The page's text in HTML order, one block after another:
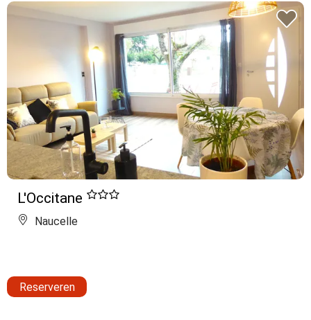
L'Occitane
Naucelle
Reserveren